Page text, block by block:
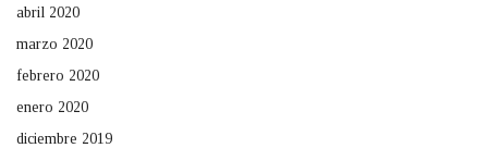
abril 2020
marzo 2020
febrero 2020
enero 2020
diciembre 2019